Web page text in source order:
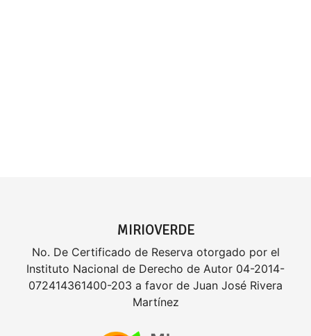
MIRIOVERDE
No. De Certificado de Reserva otorgado por el
Instituto Nacional de Derecho de Autor 04-2014-
072414361400-203 a favor de Juan José Rivera
Martínez